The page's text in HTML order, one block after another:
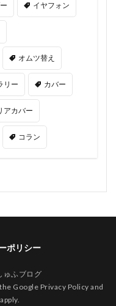
イヤフォン
オムツ替え
リー カバー
アカバー
コラン
ポリシー
ゅふブログ
Google Privacy Policy and
apply.